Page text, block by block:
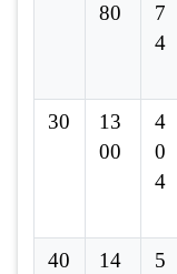
80
7
4
30
13
00
4
0
4
40 14 5